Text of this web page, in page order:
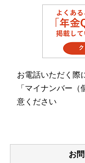
お電話いただく際
「マイナンバー
意ください
お